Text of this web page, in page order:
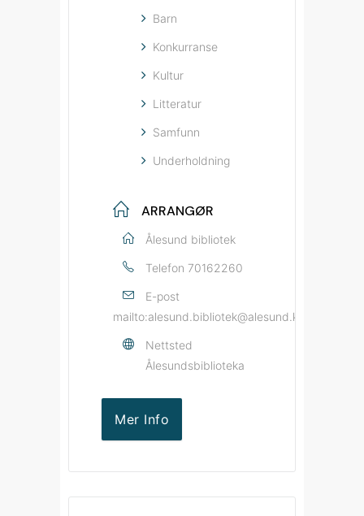
Barn
Konkurranse
Kultur
Litteratur
Samfunn
Underholdning
ARRANGØR
Ålesund bibliotek
Telefon 70162260
E-post
mailto:alesund.bibliotek@alesund.kommune.no
Nettsted
Ålesundsbiblioteka
Mer Info